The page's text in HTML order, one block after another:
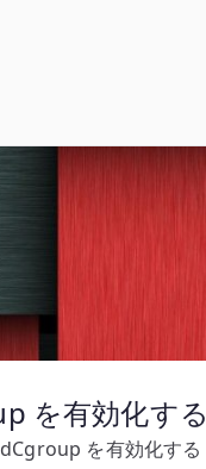
を有効化する
を有効化する